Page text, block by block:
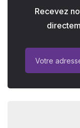
Recevez